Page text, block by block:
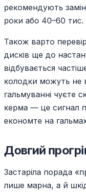
рекомендують
роки або 40–60 тис.
Також варто
дисків ще до
відбувається
колодки можуть не
гальмуванні чуєте
керма — це сигнал
економте на
Довгий
Застаріла порада
лише марна, а й